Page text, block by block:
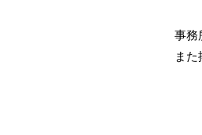
事務
ま